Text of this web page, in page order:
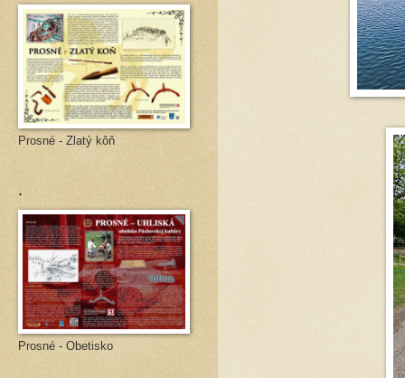
Prosné - Zlatý kôň
.
Prosné - Obetisko